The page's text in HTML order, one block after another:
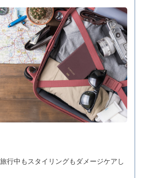
行中もスタイリングもダメージケアし